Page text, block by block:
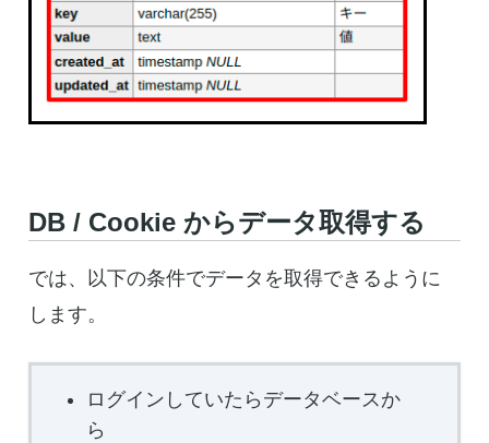
DB / Cookie からデータ取得する
では、以下の条件でデータを取得できるように
します。
ログインしていたらデータベースか
ら